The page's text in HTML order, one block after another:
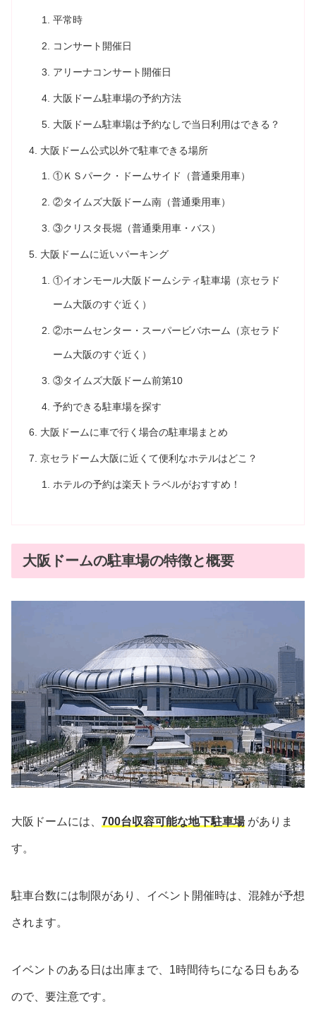
平常時
コンサート開催日
アリーナコンサート開催日
大阪ドーム駐車場の予約方法
大阪ドーム駐車場は予約なしで当日利用はできる？
大阪ドーム公式以外で駐車できる場所
①ＫＳパーク・ドームサイド（普通乗用車）
②タイムズ大阪ドーム南（普通乗用車）
③クリスタ長堀（普通乗用車・バス）
大阪ドームに近いパーキング
①イオンモール大阪ドームシティ駐車場（京セラド
ーム大阪のすぐ近く）
②ホームセンター・スーパービバホーム（京セラド
ーム大阪のすぐ近く）
③タイムズ大阪ドーム前第10
予約できる駐車場を探す
大阪ドームに車で行く場合の駐車場まとめ
京セラドーム大阪に近くて便利なホテルはどこ？
ホテルの予約は楽天トラベルがおすすめ！
大阪ドームの駐車場の特徴と概要
大阪ドームには、 700台収容可能な地下駐車場がありま
す。
駐車台数には制限があり、イベント開催時は、混雑が予想
されます。
イベントのある日は出庫まで、1時間待ちになる日もある
ので、要注意です。